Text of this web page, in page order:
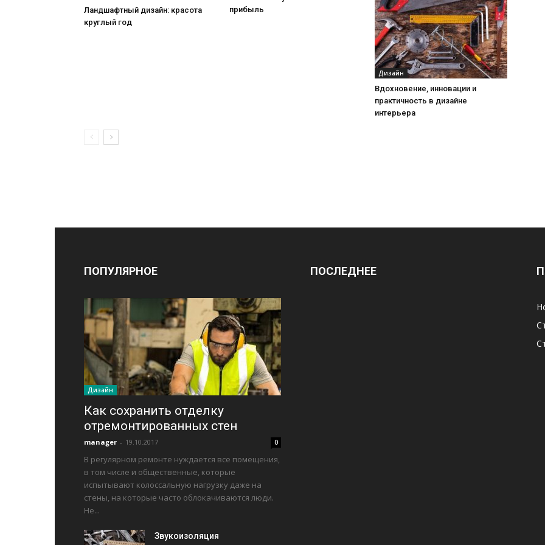
Ландшафтный дизайн: красота
круглый год
прибыль
Дизайн
Вдохновение, инновации и
практичность в дизайне
интерьера
ПОПУЛЯРНОЕ
Дизайн
Как сохранить отделку
отремонтированных стен
manager - 19.10.2017 0
В регулярном ремонте нуждается все помещения,
в том числе и общественные, которые
испытывают колоссальную нагрузку даже на
стены, на которые часто облокачиваются люди.
Не...
Звукоизоляция
ПОСЛЕДНЕЕ